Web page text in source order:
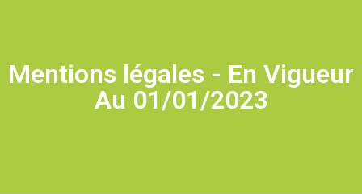
Mentions légales - En Vigueur
Au 01/01/2023